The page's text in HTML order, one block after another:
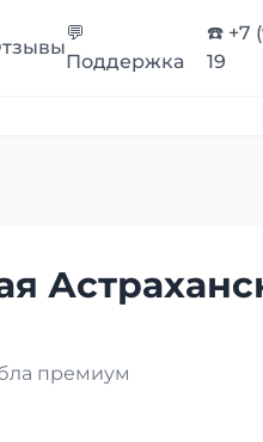
💬
Поддержка
☎️ +7
19
премиум